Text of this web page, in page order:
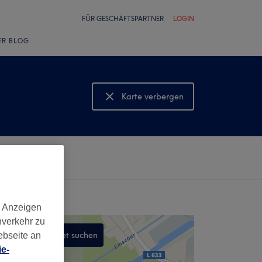
FÜR GESCHÄFTSPARTNER LOGIN
BLOG
Karte verbergen
Karte anzeigen
In diesem Gebiet suchen
zu
an